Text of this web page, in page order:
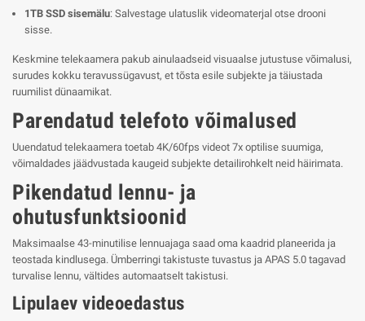
1TB SSD sisemälu: Salvestage ulatuslik videomaterjal otse drooni
sisse.
Keskmine telekaamera pakub ainulaadseid visuaalse jutustuse võimalusi,
surudes kokku teravussügavust, et tõsta esile subjekte ja täiustada
ruumilist dünaamikat.
Parendatud telefoto võimalused
Uuendatud telekaamera toetab 4K/60fps videot 7x optilise suumiga,
võimaldades jäädvustada kaugeid subjekte detailirohkelt neid häirimata.
Pikendatud lennu- ja
ohutusfunktsioonid
Maksimaalse 43-minutilise lennuajaga saad oma kaadrid planeerida ja
teostada kindlusega. Ümberringi takistuste tuvastus ja APAS 5.0 tagavad
turvalise lennu, vältides automaatselt takistusi.
Lipulaev videoedastus